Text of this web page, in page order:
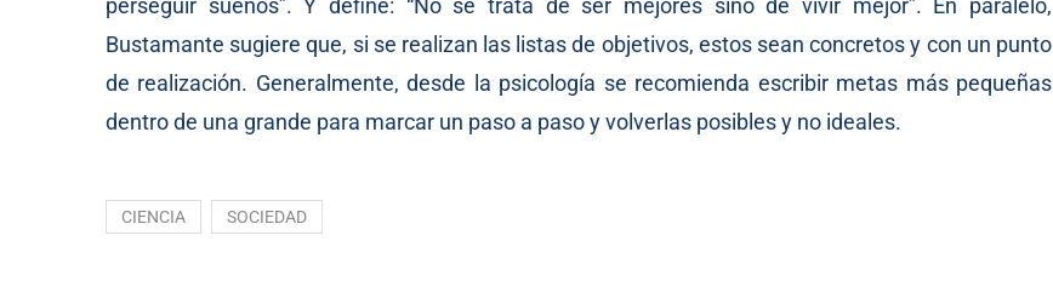
perseguir sueños”. Y define: “No se trata de ser mejores sino de vivir mejor”. En paralelo,
Bustamante sugiere que, si se realizan las listas de objetivos, estos sean concretos y con un punto
de realización. Generalmente, desde la psicología se recomienda escribir metas más pequeñas
dentro de una grande para marcar un paso a paso y volverlas posibles y no ideales.
CIENCIA SOCIEDAD